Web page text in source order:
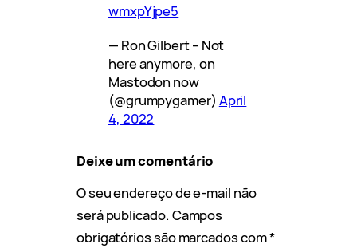
wmxpYjpe5
— Ron Gilbert – Not
here anymore, on
Mastodon now
(@grumpygamer) April
4, 2022
Deixe um comentário
O seu endereço de e-mail não
será publicado. Campos
obrigatórios são marcados com*